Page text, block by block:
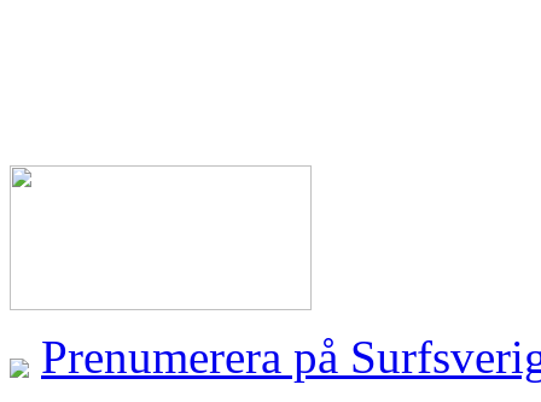
Prenumerera på